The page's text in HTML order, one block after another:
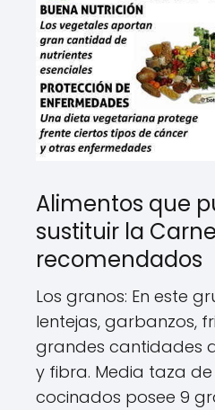
Alimentos que
sustituir la
recomendados
Los granos: En este
lentejas, garbanzos,
grandes cantidades
y fibra. Media taza
cocinados posee 9